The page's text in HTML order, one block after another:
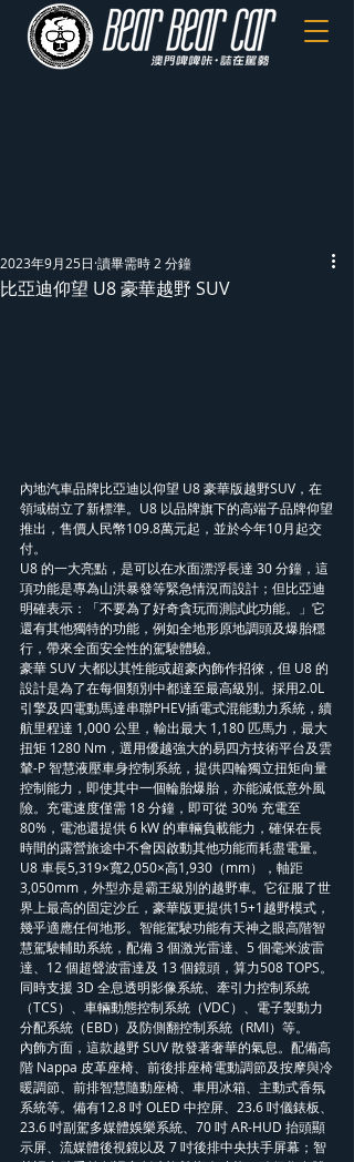
比亞迪仰望 U8 豪華越野 SUV
2023年9月25日 讀畢需時 2 分鐘
內地汽車品牌比亞迪以仰望 U8 豪華版越野SUV，在
領域樹立了新標準。U8 以品牌旗下的高端子品牌仰望
推出，售價人民幣109.8萬元起，並於今年10月起交
付。
U8 的一大亮點，是可以在水面漂浮長達 30 分鐘，這
項功能是專為山洪暴發等緊急情況而設計；但比亞迪
明確表示：「不要為了好奇貪玩而測試此功能。」它
還有其他獨特的功能，例如全地形原地調頭及爆胎穩
行，帶來全面安全性的駕駛體驗。
豪華 SUV 大都以其性能或超豪內飾作招徠，但 U8 的
設計是為了在每個類別中都達至最高級別。採用2.0L
引擎及四電動馬達串聯PHEV插電式混能動力系統，續
航里程達 1,000 公里，輸出最大 1,180 匹馬力，最大
扭矩 1280 Nm，選用優越強大的易四方技術平台及雲
輦-P 智慧液壓車身控制系統，提供四輪獨立扭矩向量
控制能力，即使其中一個輪胎爆胎，亦能減低意外風
險。充電速度僅需 18 分鐘，即可從 30% 充電至
80%，電池還提供 6 kW 的車輛負載能力，確保在長
時間的露營旅途中不會因啟動其他功能而耗盡電量。
U8 車長5,319×寬2,050×高1,930（mm），軸距
3,050mm，外型亦是霸王級別的越野車。它征服了世
界上最高的固定沙丘，豪華版更提供15+1越野模式，
幾乎適應任何地形。智能駕駛功能有天神之眼高階智
慧駕駛輔助系統，配備 3 個激光雷達、5 個毫米波雷
達、12 個超聲波雷達及 13 個鏡頭，算力508 TOPS。
同時支援 3D 全息透明影像系統、牽引力控制系統
（TCS）、車輛動態控制系統（VDC）、電子製動力
分配系統（EBD）及防側翻控制系統（RMI）等。
內飾方面，這款越野 SUV 散發著奢華的氣息。配備高
階 Nappa 皮革座椅、前後排座椅電動調節及按摩與冷
暖調節、前排智慧隨動座椅、車用冰箱、主動式香氛
系統等。備有12.8 吋 OLED 中控屏、23.6 吋儀錶板、
23.6 吋副駕多媒體娛樂系統、70 吋 AR-HUD 抬頭顯
示屏、流媒體後視鏡以及 7 吋後排中央扶手屏幕；智